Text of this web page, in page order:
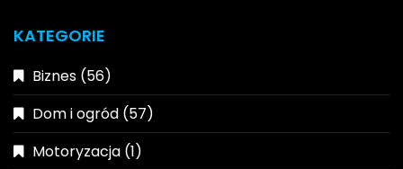
KATEGORIE
Biznes (56)
Dom i ogród (57)
Motoryzacja (1)